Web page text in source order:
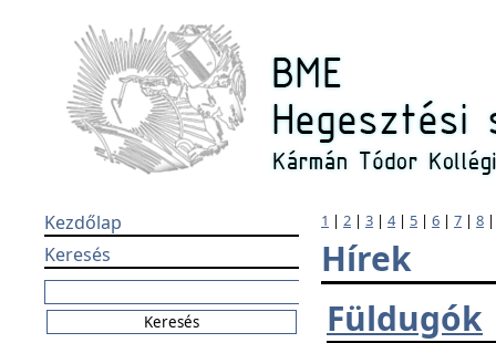
Kezdőlap
Keresés
1 | 2 | 3 | 4| 5 | 6 | 7 | 8
Hírek
Füldugók